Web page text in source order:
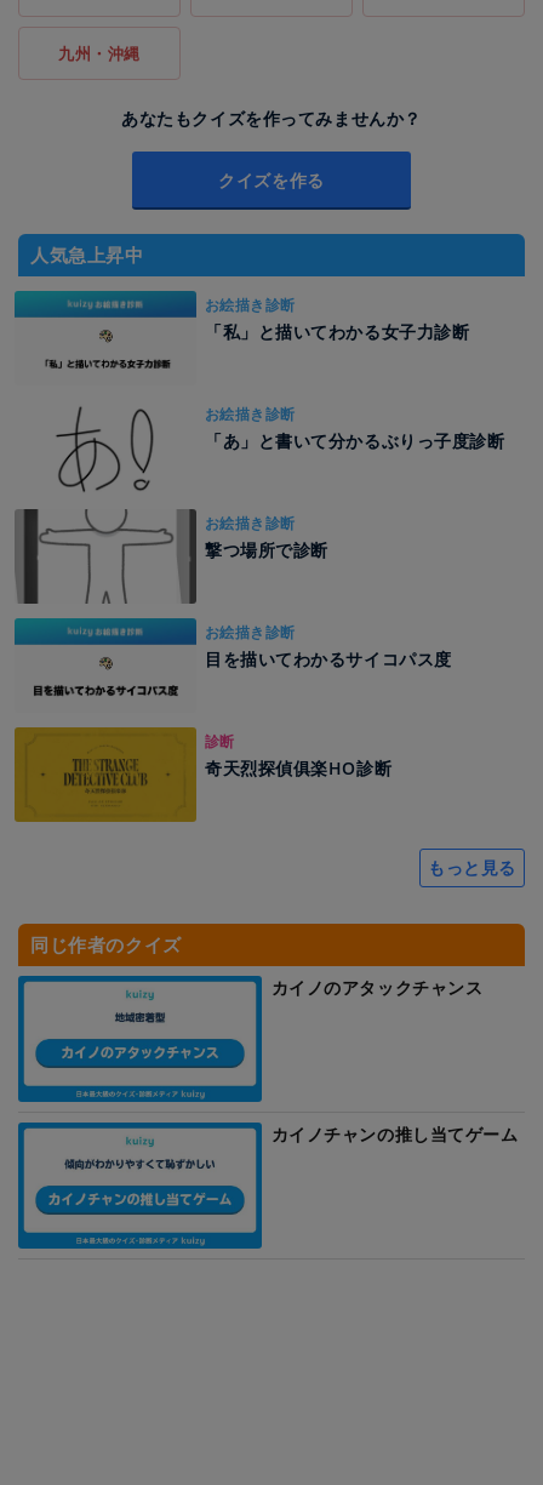
九州・沖縄
あなたもクイズを作ってみませんか？
クイズを作る
人気急上昇中
お絵描き診断
「私」と描いてわかる女子力診断
お絵描き診断
「あ」と書いて分かるぶりっ子度診断
お絵描き診断
撃つ場所で診断
お絵描き診断
目を描いてわかるサイコパス度
診断
奇天烈探偵俱楽HO診断
もっと見る
同じ作者のクイズ
カイノのアタックチャンス
カイノチャンの推し当てゲーム